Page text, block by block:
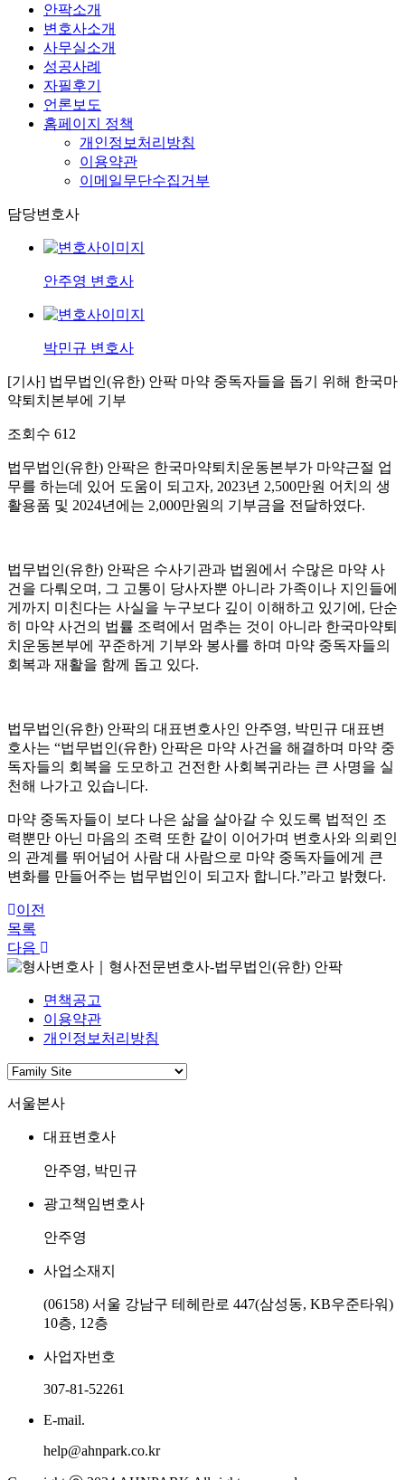
안팍소개
변호사소개
사무실소개
성공사례
자필후기
언론보도
홈페이지 정책
개인정보처리방침
이용약관
이메일무단수집거부
담당변호사
안주영 변호사
박민규 변호사
[기사] 법무법인(유한) 안팍 마약 중독자들을 돕기 위해 한국마
약퇴치본부에 기부
조회수 612
법무법인(유한) 안팍은 한국마약퇴치운동본부가 마약근절 업
무를 하는데 있어 도움이 되고자, 2023년 2,500만원 어치의 생
활용품 및 2024년에는 2,000만원의 기부금을 전달하였다.
법무법인(유한) 안팍은 수사기관과 법원에서 수많은 마약 사
건을 다뤄오며, 그 고통이 당사자뿐 아니라 가족이나 지인들에
게까지 미친다는 사실을 누구보다 깊이 이해하고 있기에, 단순
히 마약 사건의 법률 조력에서 멈추는 것이 아니라 한국마약퇴
치운동본부에 꾸준하게 기부와 봉사를 하며 마약 중독자들의
회복과 재활을 함께 돕고 있다.
법무법인(유한) 안팍의 대표변호사인 안주영, 박민규 대표변
호사는 “법무법인(유한) 안팍은 마약 사건을 해결하며 마약 중
독자들의 회복을 도모하고 건전한 사회복귀라는 큰 사명을 실
천해 나가고 있습니다.
마약 중독자들이 보다 나은 삶을 살아갈 수 있도록 법적인 조
력뿐만 아닌 마음의 조력 또한 같이 이어가며 변호사와 의뢰인
의 관계를 뛰어넘어 사람 대 사람으로 마약 중독자들에게 큰
변화를 만들어주는 법무법인이 되고자 합니다.”라고 밝혔다.
이전
목록
다음
면책공고
이용약관
개인정보처리방침
서울본사
대표변호사
안주영, 박민규
광고책임변호사
안주영
사업소재지
(06158) 서울 강남구 테헤란로 447(삼성동, KB우준타워)
10층, 12층
사업자번호
307-81-52261
E-mail.
help@ahnpark.co.kr